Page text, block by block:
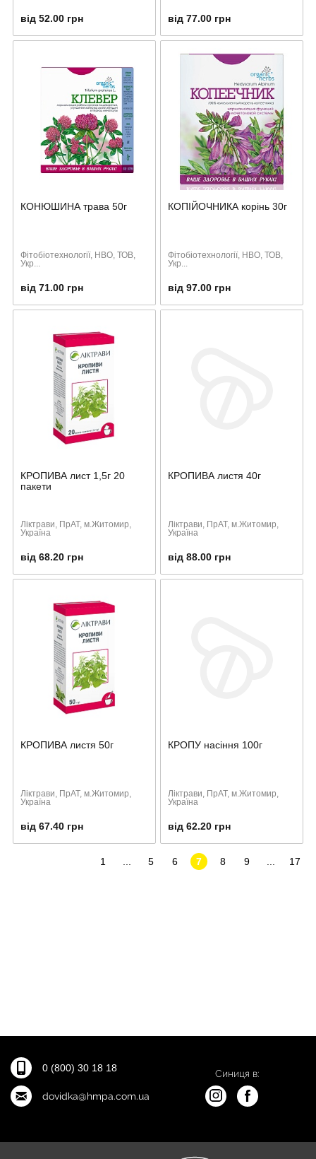
від 52.00 грн від 77.00 грн
КОНЮШИНА трава 50г
Фітобіотехнології, НВО, ТОВ,
Укр...
від 71.00 грн
КОПІЙОЧНИКА корінь 30г
Фітобіотехнології, НВО, ТОВ,
Укр...
від 97.00 грн
КРОПИВА лист 1,5г 20
пакети
Ліктрави, ПрАТ, м.Житомир,
Україна
від 68.20 грн
КРОПИВА листя 40г
Ліктрави, ПрАТ, м.Житомир,
Україна
від 88.00 грн
КРОПИВА листя 50г
Ліктрави, ПрАТ, м.Житомир,
Україна
від 67.40 грн
КРОПУ насіння 100г
Ліктрави, ПрАТ, м.Житомир,
Україна
від 62.20 грн
1 5 6 7 8 9 17
0 (800) 30 18 18
dovidka@hmpa.com.ua
Синиця в: